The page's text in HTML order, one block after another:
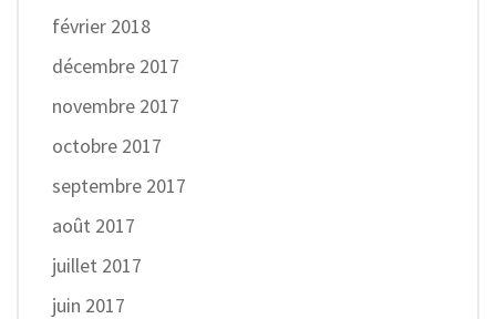
février 2018
décembre 2017
novembre 2017
octobre 2017
septembre 2017
août 2017
juillet 2017
juin 2017